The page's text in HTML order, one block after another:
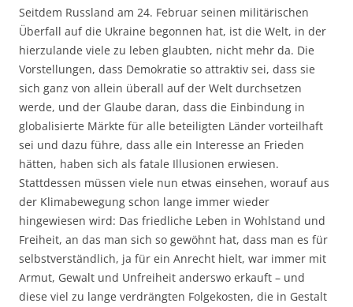
Seitdem Russland am 24. Februar seinen militärischen
Überfall auf die Ukraine begonnen hat, ist die Welt, in der
hierzulande viele zu leben glaubten, nicht mehr da. Die
Vorstellungen, dass Demokratie so attraktiv sei, dass sie
sich ganz von allein überall auf der Welt durchsetzen
werde, und der Glaube daran, dass die Einbindung in
globalisierte Märkte für alle beteiligten Länder vorteilhaft
sei und dazu führe, dass alle ein Interesse an Frieden
hätten, haben sich als fatale Illusionen erwiesen.
Stattdessen müssen viele nun etwas einsehen, worauf aus
der Klimabewegung schon lange immer wieder
hingewiesen wird: Das friedliche Leben in Wohlstand und
Freiheit, an das man sich so gewöhnt hat, dass man es für
selbstverständlich, ja für ein Anrecht hielt, war immer mit
Armut, Gewalt und Unfreiheit anderswo erkauft – und
diese viel zu lange verdrängten Folgekosten, die in Gestalt